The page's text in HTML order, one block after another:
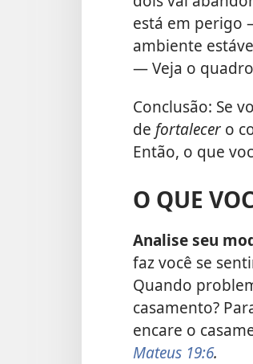
está em perigo
ambiente
— Veja o
Conclusão: Se
de fortalecer o
Então, o que
O QUE
Analise seu
faz você se
Quando
casamento?
encare o
Mateus 19:6.